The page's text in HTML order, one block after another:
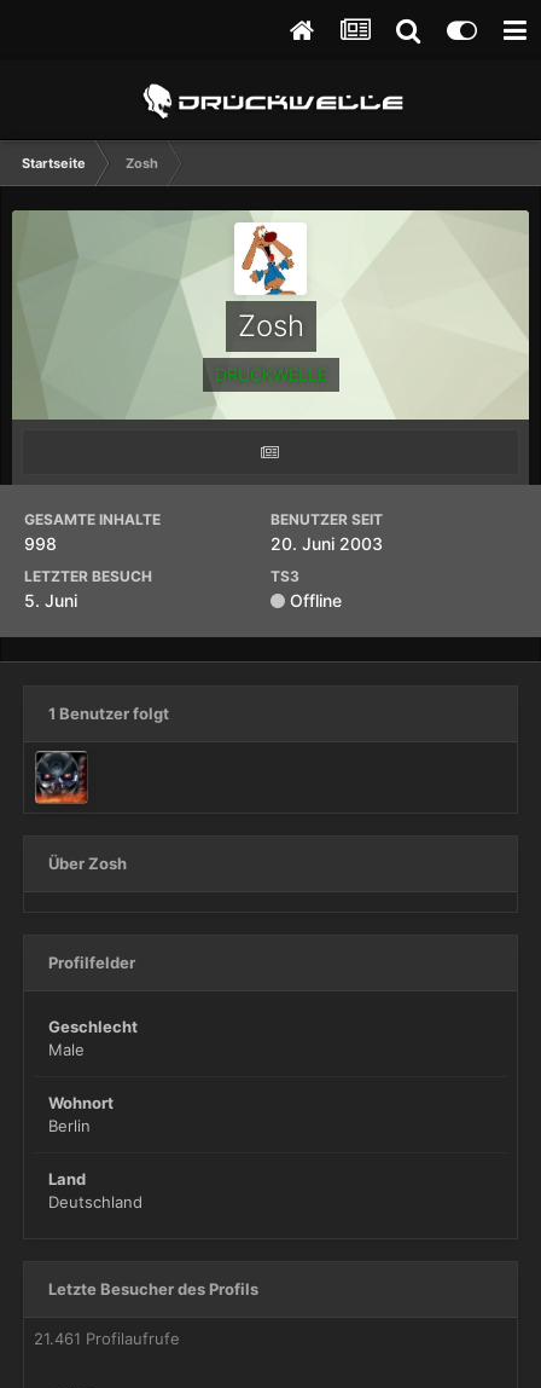
Startseite Zosh
Zosh
DRUCKWELLE
GESAMTE INHALTE
998
BENUTZER SEIT
20. Juni 2003
LETZTER BESUCH
5. Juni
TS3
Offline
1 Benutzer folgt
Über Zosh
Profilfelder
Geschlecht
Male
Wohnort
Berlin
Land
Deutschland
Letzte Besucher des Profils
21.461 Profilaufrufe